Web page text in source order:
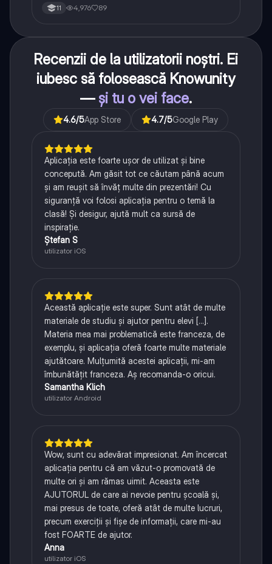
11 4,976 89
Recenzii de la utilizatorii noștri. Ei
iubesc să folosească Knowunity
— și tu o vei face.
4.6/5App Store 4.7/5Google Play
Aplicația este foarte ușor de utilizat și bine
concepută. Am găsit tot ce căutam până acum
și am reușit să învăț multe din prezentări! Cu
siguranță voi folosi aplicația pentru o temă la
clasă! Și desigur, ajută mult ca sursă de
inspirație.
Ștefan S
utilizator iOS
Această aplicație este super. Sunt atât de multe
materiale de studiu și ajutor pentru elevi [...].
Materia mea mai problematică este franceza, de
exemplu, și aplicația oferă foarte multe materiale
ajutătoare. Mulțumită acestei aplicații, mi-am
îmbunătățit franceza. Aș recomanda-o oricui.
Samantha Klich
utilizator Android
Wow, sunt cu adevărat impresionat. Am încercat
aplicația pentru că am văzut-o promovată de
multe ori și am rămas uimit. Aceasta este
AJUTORUL de care ai nevoie pentru școală și,
mai presus de toate, oferă atât de multe lucruri,
precum exerciții și fișe de informații, care mi-au
fost FOARTE de ajutor.
Anna
utilizator iOS